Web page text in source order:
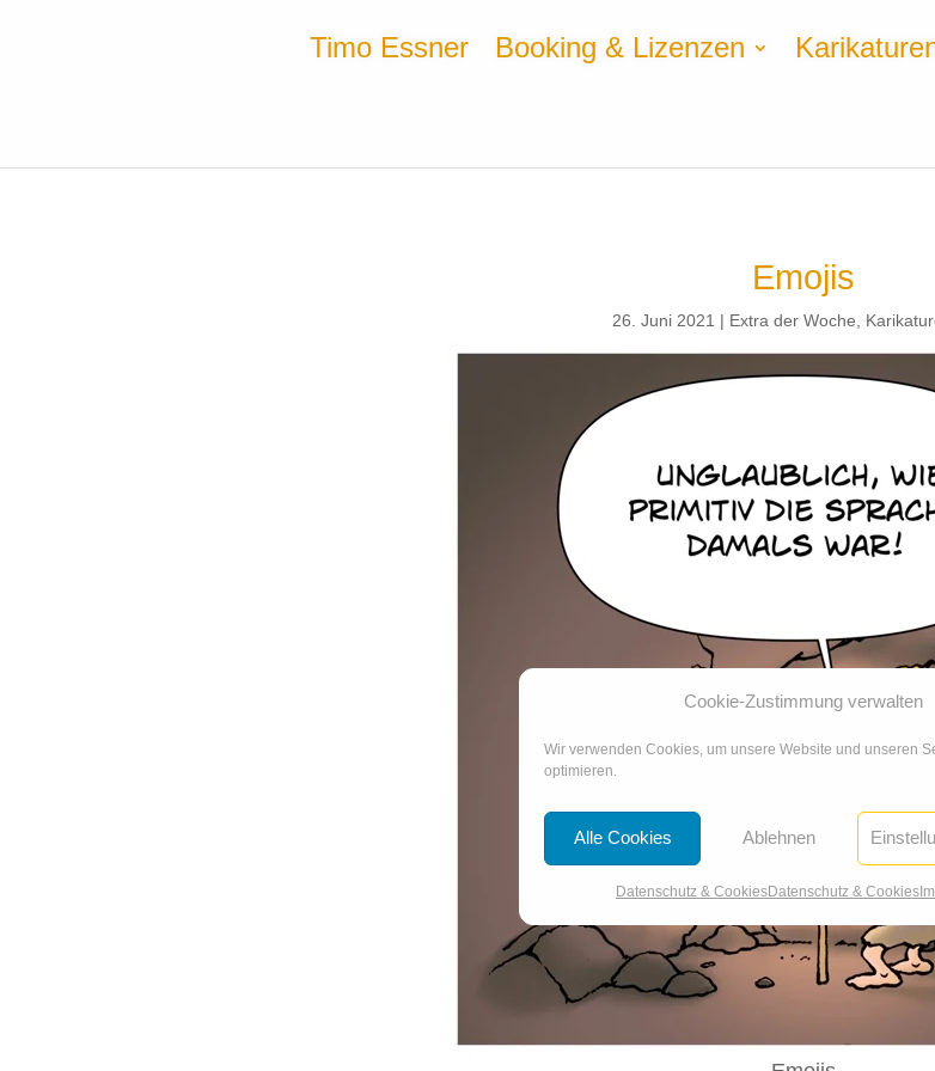
Cookie-Zustimmung verwalten
Wir verwenden Cookies, um unsere Website und unseren
optimieren.
Alle Cookies Ablehnen
Datenschutz & CookiesDatenschutz & Cookies
Timo Essner Booking & Lizenzen
Emojis
26. Juni 2021 Extra der Woche,